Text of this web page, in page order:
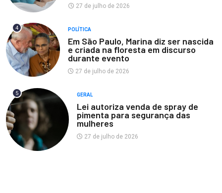
27 de julho de 2026
4 POLÍTICA
Em São Paulo, Marina diz ser nascida
e criada na floresta em discurso
durante evento
27 de julho de 2026
5 GERAL
Lei autoriza venda de spray de
pimenta para segurança das
mulheres
27 de julho de 2026